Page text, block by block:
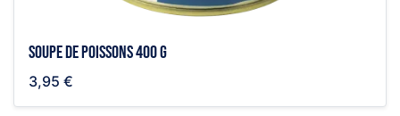
Soupe de poissons 400 g
3,95 €